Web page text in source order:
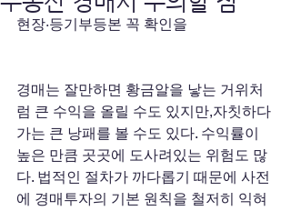
현장·등기부등본 꼭 확인을
경매는 잘만하면 황금알을 낳는 거위처
럼 큰 수익을 올릴 수도 있지만,자칫하다
가는 큰 낭패를 볼 수도 있다. 수익률이
높은 만큼 곳곳에 도사려있는 위험도 많
다. 법적인 절차가 까다롭기 때문에 사전
에 경매투자의 기본 원칙을 철저히 익혀